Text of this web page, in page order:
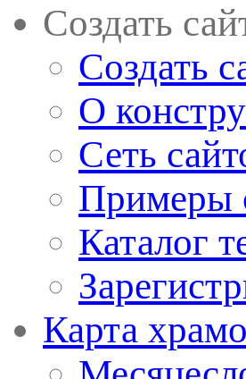
Создать
Создать
О
Сеть
Примеры
Каталог
Карта